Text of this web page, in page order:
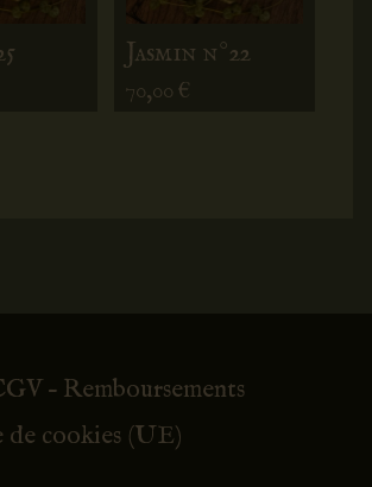
Jasmin n°22
€
– Remboursements
de cookies (UE)